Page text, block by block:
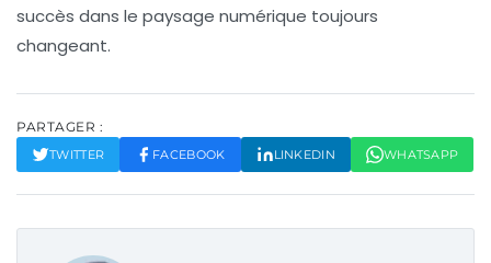
succès dans le paysage numérique toujours
changeant.
PARTAGER :
TWITTER FACEBOOK LINKEDIN WHATSAPP